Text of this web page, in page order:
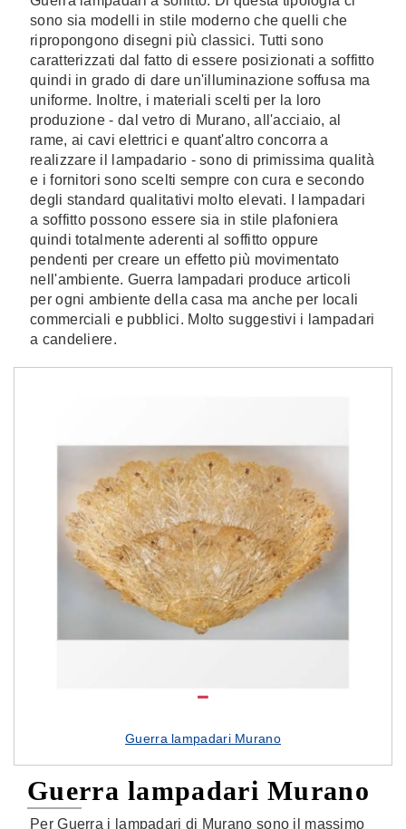
sono sia modelli in stile moderno che quelli che
ripropongono disegni più classici. Tutti sono
caratterizzati dal fatto di essere posizionati a soffitto
quindi in grado di dare un'illuminazione soffusa ma
uniforme. Inoltre, i materiali scelti per la loro
produzione - dal vetro di Murano, all'acciaio, al
rame, ai cavi elettrici e quant'altro concorra a
realizzare il lampadario - sono di primissima qualità
e i fornitori sono scelti sempre con cura e secondo
degli standard qualitativi molto elevati. I lampadari
a soffitto possono essere sia in stile plafoniera
quindi totalmente aderenti al soffitto oppure
pendenti per creare un effetto più movimentato
nell'ambiente. Guerra lampadari produce articoli
per ogni ambiente della casa ma anche per locali
commerciali e pubblici. Molto suggestivi i lampadari
a candeliere.
Guerra lampadari Murano
Guerra lampadari Murano
Per Guerra i lampadari di Murano sono il massimo